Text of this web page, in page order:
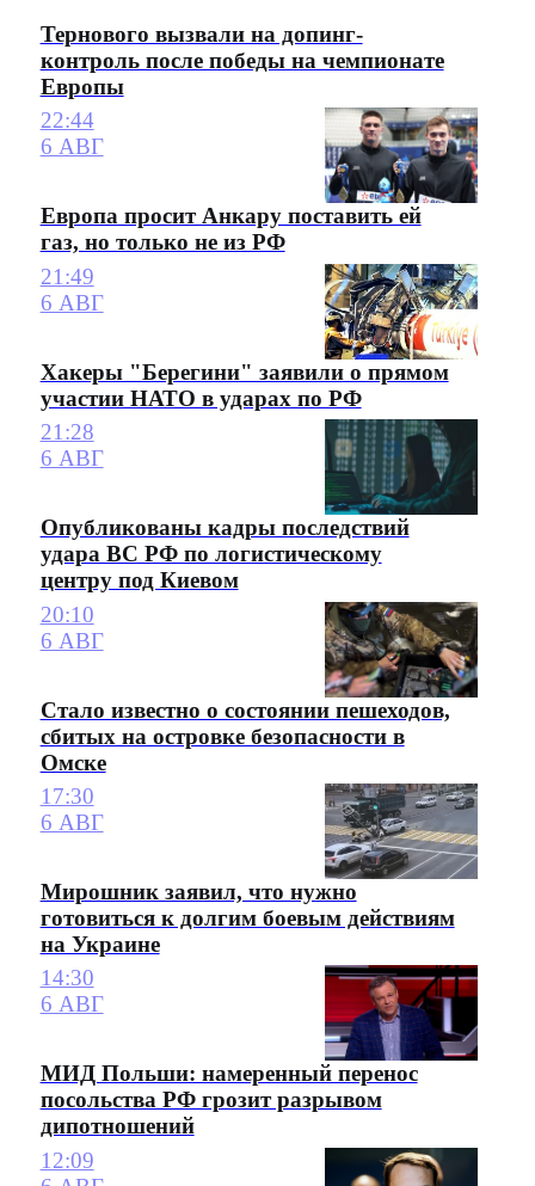
Тернового вызвали на допинг-
контроль после победы на чемпионате
Европы
22:44
6 АВГ
Европа просит Анкару поставить ей
газ, но только не из РФ
21:49
6 АВГ
Хакеры "Берегини" заявили о прямом
участии НАТО в ударах по РФ
21:28
6 АВГ
Опубликованы кадры последствий
удара ВС РФ по логистическому
центру под Киевом
20:10
6 АВГ
Стало известно о состоянии пешеходов,
сбитых на островке безопасности в
Омске
17:30
6 АВГ
Мирошник заявил, что нужно
готовиться к долгим боевым действиям
на Украине
14:30
6 АВГ
МИД Польши: намеренный перенос
посольства РФ грозит разрывом
дипотношений
12:09